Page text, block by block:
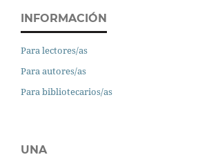
INFORMACIÓN
Para lectores/as
Para autores/as
Para bibliotecarios/as
UNA